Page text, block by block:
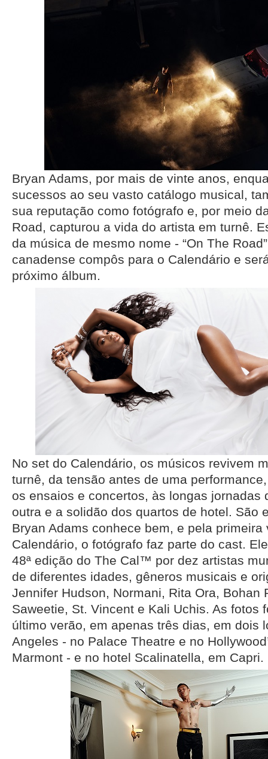
Bryan Adams, por mais de vinte anos,
sucessos ao seu vasto catálogo musical,
sua reputação como fotógrafo e, por meio
Road, capturou a vida do artista em turnê.
da música de mesmo nome - “On The
canadense compôs para o Calendário e
próximo álbum.
No set do Calendário, os músicos revivem
turnê, da tensão antes de uma
os ensaios e concertos, às longas jornadas
outra e a solidão dos quartos de hotel. São
Bryan Adams conhece bem, e pela
Calendário, o fotógrafo faz parte do cast.
48ª edição do The Cal™ por dez artistas
de diferentes idades, gêneros musicais e
Jennifer Hudson, Normani, Rita Ora, Bohan
Saweetie, St. Vincent e Kali Uchis. As fotos
último verão, em apenas três dias, em dois
Angeles - no Palace Theatre e no
Marmont - e no hotel Scalinatella, em Capri.